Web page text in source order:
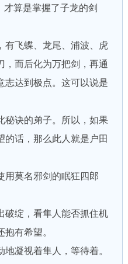
算是掌握了子龙的剑
飞蝶、龙尾、浦波、虎
，而后化为万把剑，再通
志达到极点。这可以说是
诀的弟子。所以，如果
的话，那么此人就是户田
莫名邪剑的眠狂四郎
绽，看隼人能否抓住机
有希望。
凝视着隼人，等待着。